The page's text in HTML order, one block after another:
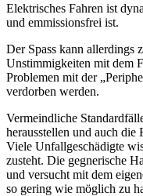
Elektrisches Fahren ist
und emmissionsfrei ist.
Der Spass kann allerdings
Unstimmigkeiten mit dem
Problemen mit der
verdorben werden.
Vermeindliche
herausstellen und auch die
Viele Unfallgeschädigte
zusteht. Die gegnerische
und versucht mit dem
so gering wie möglich zu